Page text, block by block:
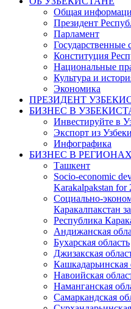
Общая
Президент
Парламент
Государственные
Конституция
Национальные
Культура и
Экономика
ПРЕЗИДЕНТ
БИЗНЕС В
Инвестируйте в
Экспорт из
Инфографика
БИЗНЕС В РЕГИОНАХ
Ташкент
Socio-economic
Karakalpakstan for
Социально-
Каракалпакстан
Республика
Андижанская
Бухарская область
Джизакская
Кашкадарьинская
Навоийская
Наманганская
Самаркандская